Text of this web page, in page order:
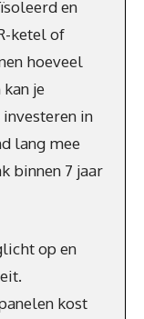
en
ketel of
hoeveel
je
in
lang mee
binnen 7 jaar
op en
kost